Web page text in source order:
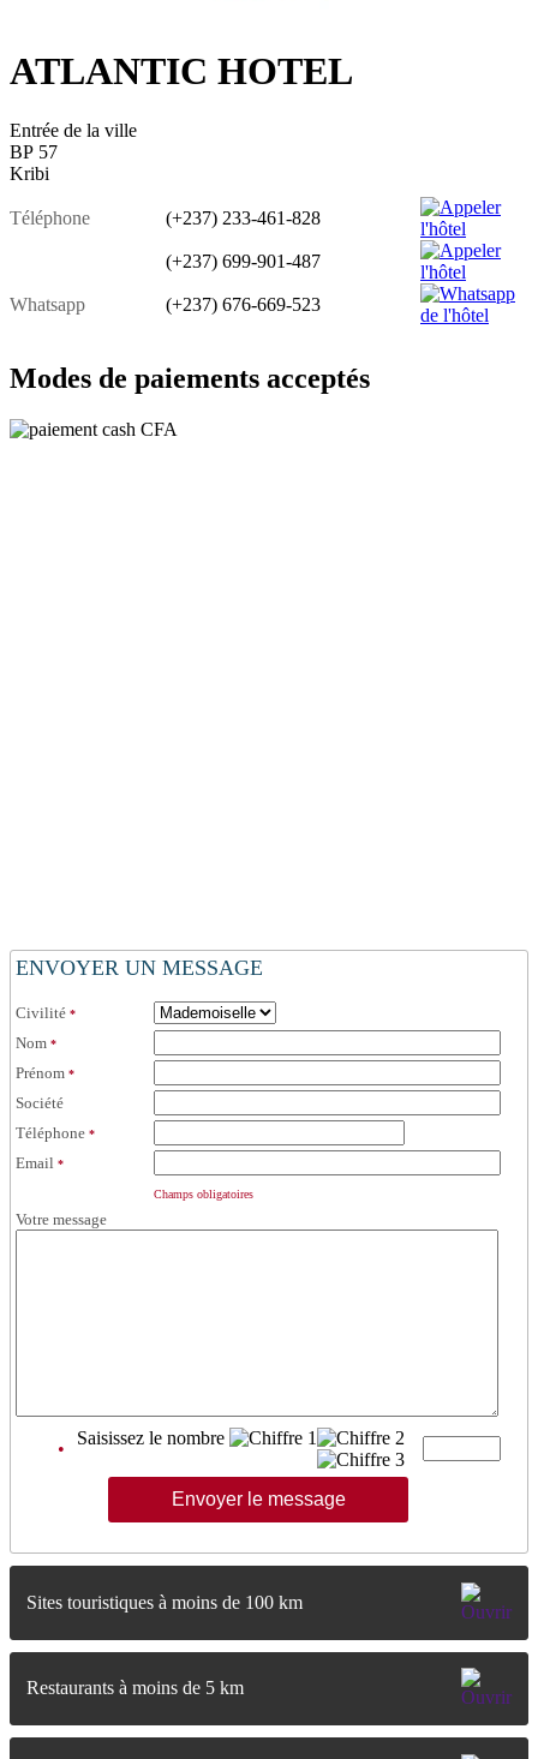
ATLANTIC HOTEL
Entrée de la ville
BP 57
Kribi
Téléphone (+237) 233-461-828
(+237) 699-901-487
Whatsapp (+237) 676-669-523
Modes de paiements acceptés
ENVOYER UN MESSAGE
Civilité *
Nom *
Prénom *
Société
Téléphone *
Email *
Champs obligatoires
Votre message
•
Saisissez le nombre
Sites touristiques à moins de 100 km
Restaurants à moins de 5 km